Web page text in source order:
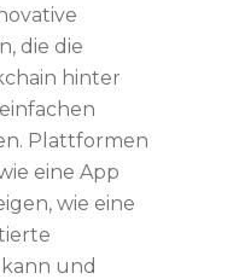
die die
hinter
Plattformen
eine App
wie eine
und